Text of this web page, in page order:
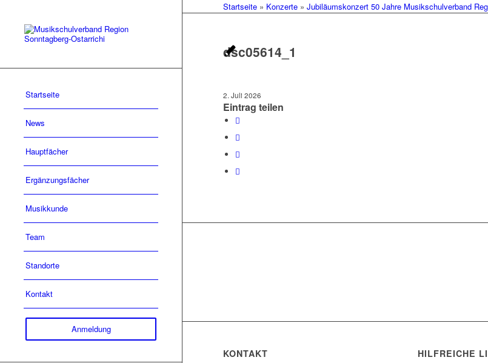
Startseite
News
Hauptfächer
Ergänzungsfächer
Musikkunde
Team
Standorte
Kontakt
Anmeldung
Startseite» Konzerte» Jubiläumskonzert 50 Jahre Musikschulverband
dsc05614_1
2. Juli 2026
Eintrag teilen
KONTAKT HILFREICHE